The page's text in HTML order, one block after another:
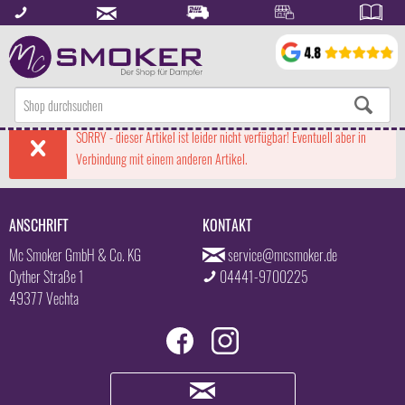
SORRY - dieser Artikel ist leider nicht verfügbar! Eventuell aber in
Verbindung mit einem anderen Artikel.
ANSCHRIFT
Mc Smoker GmbH & Co. KG
Oyther Straße 1
49377 Vechta
KONTAKT
service@mcsmoker.de
04441-9700225